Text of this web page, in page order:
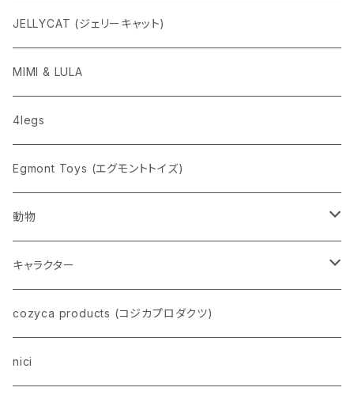
ニューレトロ
penco
nahe
pppppins（ピーーーーンズ）
JELLYCAT (ジェリーキャット)
MIMI & LULA
4legs
Egmont Toys (エグモントトイズ)
動物
ネコ
イヌ
トイプードル
ウザギ
キャラクター
スヌーピー
モンチッチ
cozyca products (コジカプロダクツ)
nici